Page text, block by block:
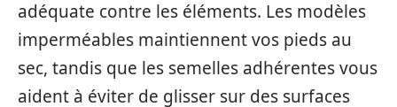
adéquate contre les éléments. Les modèles
imperméables maintiennent vos pieds au
sec, tandis que les semelles adhérentes vous
aident à éviter de glisser sur des surfaces